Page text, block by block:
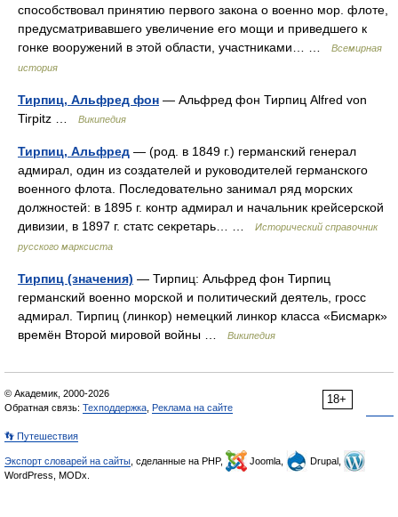
способствовал принятию первого закона о военно мор. флоте,
предусматривавшего увеличение его мощи и приведшего к
гонке вооружений в этой области, участниками… …
Всемирная
история
Тирпиц, Альфред фон — Альфред фон Тирпиц Alfred von
Tirpitz …
Википедия
Тирпиц, Альфред — (род. в 1849 г.) германский генерал
адмирал, один из создателей и руководителей германского
военного флота. Последовательно занимал ряд морских
должностей: в 1895 г. контр адмирал и начальник крейсерской
дивизии, в 1897 г. статс секретарь… …
Исторический справочник
русского марксиста
Тирпиц (значения) — Тирпиц: Альфред фон Тирпиц
германский военно морской и политический деятель, гросс
адмирал. Тирпиц (линкор) немецкий линкор класса «Бисмарк»
времён Второй мировой войны …
Википедия
18+
© Академик, 2000-2026
Обратная связь: Техподдержка Реклама на сайте
👣 Путешествия
Экспорт словарей на сайты , сделанные на PHP, Joomla,
Drupal,
WordPress, MODx.